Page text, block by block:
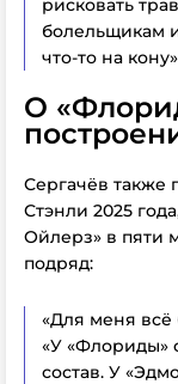
рисковать
болельщикам
что-то на
О
Сергачёв также
Стэнли 2025
Ойлерз» в пяти
подряд:
«Для меня всё
«У «Флориды»
состав. У